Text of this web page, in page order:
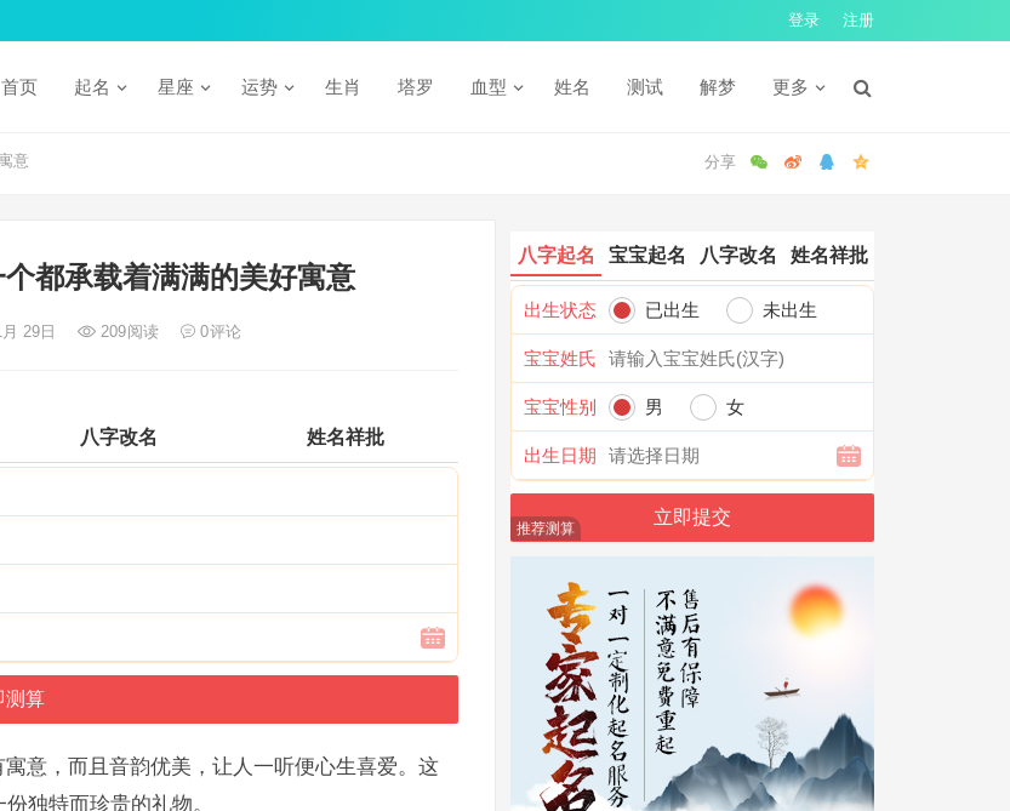
登录 注册
首页 起名 星座 运势 生肖 塔罗 血型 姓名 测试 解梦 更多
意
都承载着满满的美好寓意
29日 209阅读 0评论
八字改名 姓名祥批
意，而且音韵优美，让人一听便心生喜爱。这
独特而珍贵的礼物。
八字起名 宝宝起名 八字改名 姓名祥批
出生状态 已出生 未出生
宝宝姓氏
宝宝性别 男 女
出生日期
推荐测算